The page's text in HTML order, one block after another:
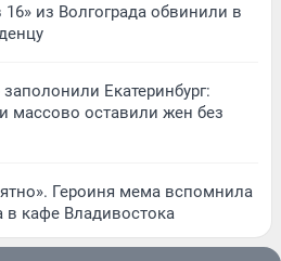
из Волгограда обвинили в
Екатеринбург:
массово оставили жен без
Героиня мема вспомнила
в кафе Владивостока